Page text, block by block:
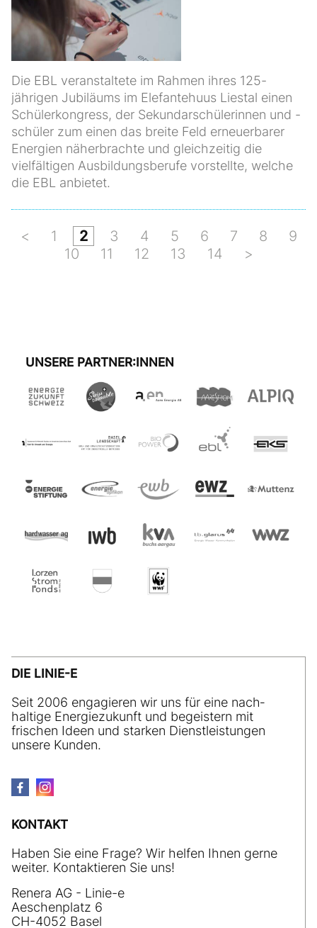
Die EBL veranstaltete im Rahmen ihres 125-
jährigen Jubiläums im Elefantehuus Liestal einen
Schülerkongress, der Sekundarschülerinnen und -
schüler zum einen das breite Feld erneuerbarer
Energien näherbrachte und gleichzeitig die
vielfältigen Ausbildungsberufe vorstellte, welche
die EBL anbietet.
< 1 2 3 4 5 6 7 8
9
10
11 12 13 14 >
UNSERE PARTNER:INNEN
DIE LINIE-E
Seit 2006 engagieren wir uns für eine nach­
haltige Energiezukunft und begeistern mit
frischen Ideen und starken Dienstleistungen
unsere Kunden.
KONTAKT
Haben Sie eine Frage? Wir helfen Ihnen gerne
weiter. Kontaktieren Sie uns!
Renera AG - Linie-e
Aeschenplatz 6
CH-4052 Basel